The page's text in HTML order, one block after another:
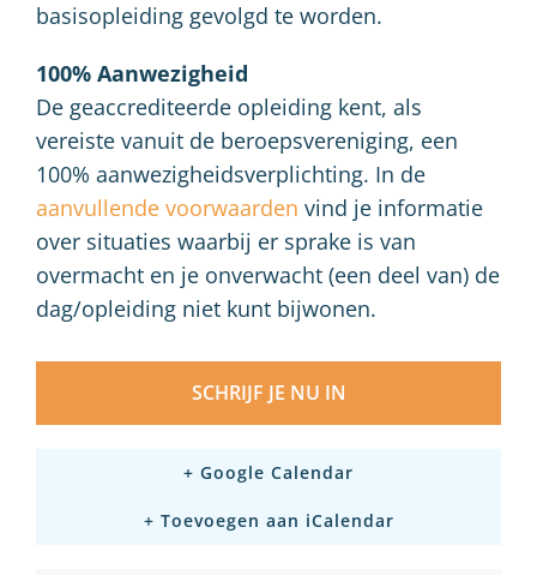
basisopleiding gevolgd te worden.
100% Aanwezigheid
De geaccrediteerde opleiding kent, als
vereiste vanuit de beroepsvereniging, een
100% aanwezigheidsverplichting. In de
aanvullende voorwaarden vind je informatie
over situaties waarbij er sprake is van
overmacht en je onverwacht (een deel van) de
dag/opleiding niet kunt bijwonen.
SCHRIJF JE NU IN
+ Google Calendar
+ Toevoegen aan iCalendar